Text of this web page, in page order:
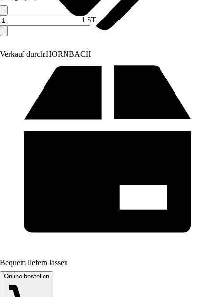
Verkauf durch:HORNBACH
1 ST
Bequem liefern lassen
Online bestellen